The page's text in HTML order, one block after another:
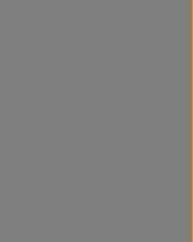
Warenkorb hinzufügen